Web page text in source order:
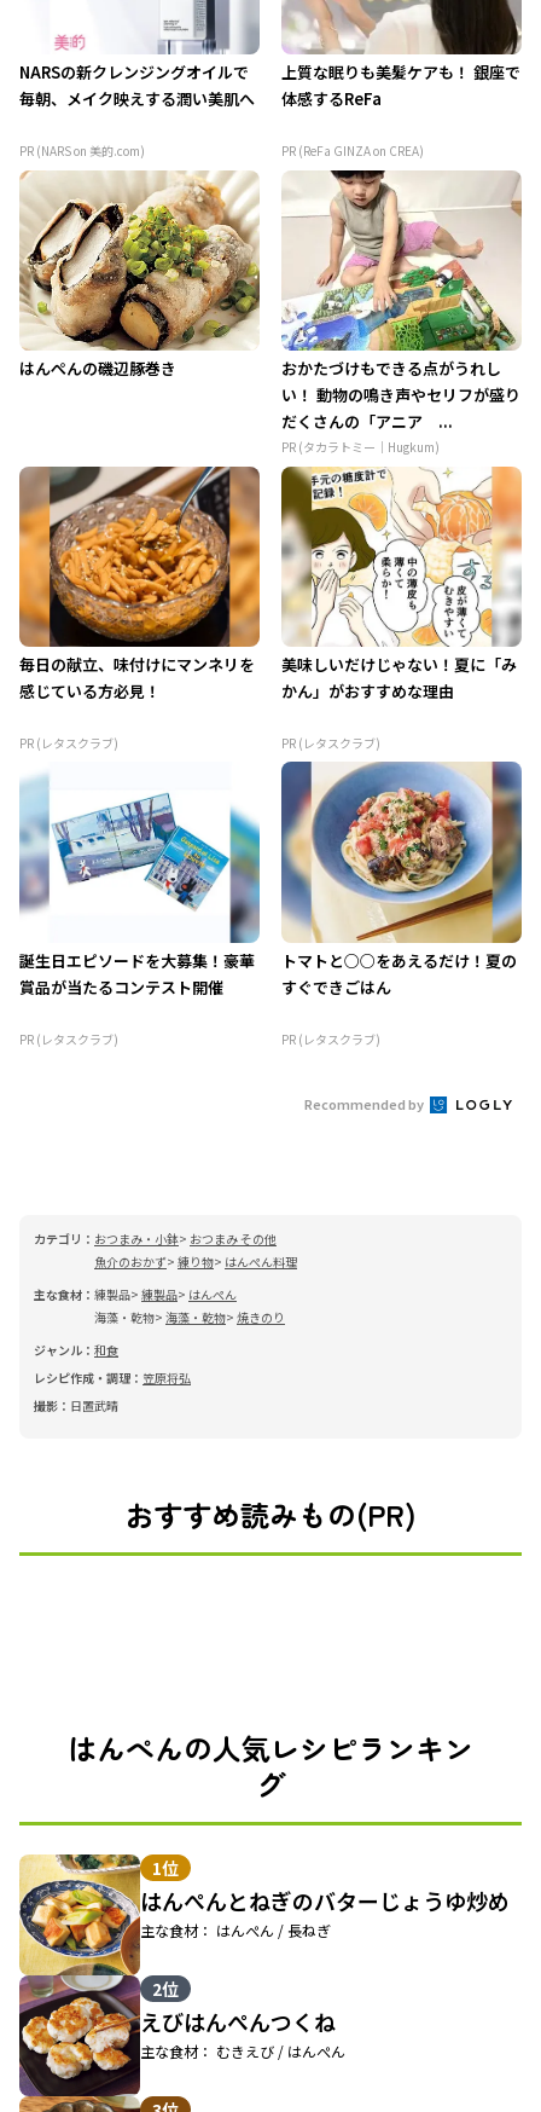
NARSの新クレンジングオイルで
毎朝、メイク映えする潤い美肌へ
PR (NARS on 美的.com)
上質な眠りも美髪ケアも！ 銀座で
体感するReFa
PR (ReFa GINZA on CREA)
はんぺんの磯辺豚巻き
おかたづけもできる点がうれし
い！ 動物の鳴き声やセリフが盛り
だくさんの「アニア ...
PR (タカラトミー｜Hugkum)
毎日の献立、味付けにマンネリを
感じている方必見！
PR (レタスクラブ)
美味しいだけじゃない！夏に「み
かん」がおすすめな理由
PR (レタスクラブ)
誕生日エピソードを大募集！豪華
賞品が当たるコンテスト開催
PR (レタスクラブ)
トマトと○○をあえるだけ！夏の
すぐできごはん
PR (レタスクラブ)
Recommended by
カテゴリ： おつまみ・小鉢
おつまみ その他
魚介のおかず 練り物
はんぺん料理
主な食材： 練製品 練製品
はんぺん
海藻・乾物 海藻・乾物 焼きのり
ジャンル： 和食
レシピ作成・調理： 笠原将弘
撮影： 日置武晴
おすすめ読みもの(PR)
はんぺんの人気レシピランキン
グ
1位
はんぺんとねぎのバターじょうゆ炒め
主な食材： はんぺん / 長ねぎ
2位
えびはんぺんつくね
主な食材： むきえび / はんぺん